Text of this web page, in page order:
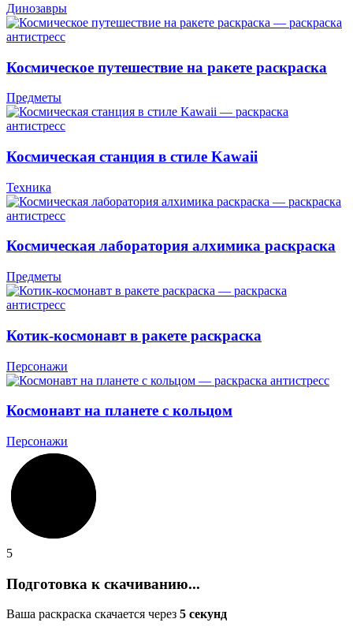
Динозавры
Космическое путешествие на ракете раскраска
Предметы
Космическая станция в стиле Kawaii
Техника
Космическая лаборатория алхимика раскраска
Предметы
Котик-космонавт в ракете раскраска
Персонажи
Космонавт на планете с кольцом
Персонажи
5
Подготовка к скачиванию...
Ваша раскраска скачается через 5 секунд